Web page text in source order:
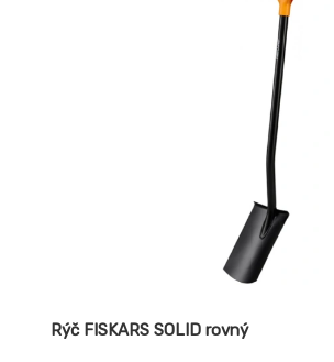
Rýč FISKARS SOLID rovný